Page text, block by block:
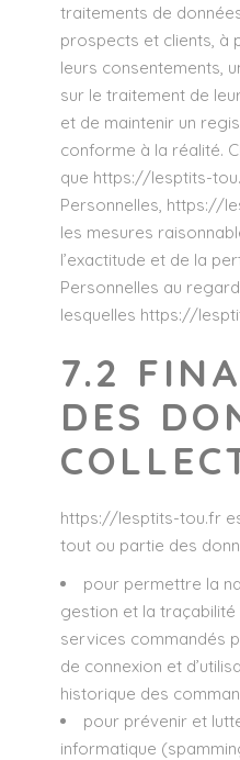
traitements de
prospects et clients, à
leurs consentements,
sur le traitement de
et de maintenir un
conforme à la réalité.
que https://lesptits-
Personnelles, https://
les mesures
l’exactitude et de la
Personnelles au
lesquelles https://
7.2
DES
https://lesptits-tou.fr
tout ou partie des
pour permettre la
gestion et la
services commandés
de connexion et
historique des
pour prévenir et
informatique